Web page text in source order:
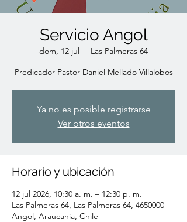
Servicio Angol
dom, 12 jul
  |
Las Palmeras 64
Predicador Pastor Daniel Mellado Villalobos
Ya no es posible registrarse
Ver otros eventos
Horario y ubicación
12 jul 2026, 10:30 a. m. – 12:30 p. m.
Las Palmeras 64, Las Palmeras 64, 4650000
Angol, Araucanía, Chile